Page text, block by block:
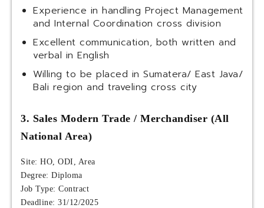
Experience in handling Project Management
and Internal Coordination cross division
Excellent communication, both written and
verbal in English
Willing to be placed in Sumatera/ East Java/
Bali region and traveling cross city
3. Sales Modern Trade / Merchandiser (All
National Area)
Site: HO, ODI, Area
Degree: Diploma
Job Type: Contract
Deadline: 31/12/2025